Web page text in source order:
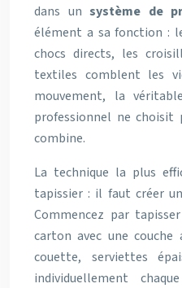
dans un système de
élément a sa fonction :
chocs directs, les
textiles comblent les
mouvement, la
professionnel ne choisit
combine.
La technique la plus
tapissier : il faut créer
Commencez par
carton avec une couche
couette, serviettes
individuellement